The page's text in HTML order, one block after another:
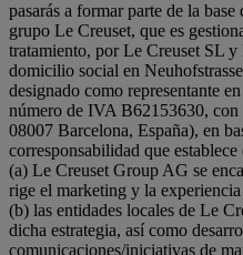
pasarás a formar parte de la
grupo Le Creuset, que es
tratamiento, por Le Creuset SL
domicilio social en
designado como representante
número de IVA B62153630, con
08007 Barcelona, España), en
corresponsabilidad que establece
(a) Le Creuset Group AG se
rige el marketing y la
(b) las entidades locales de Le
dicha estrategia, así como
comunicaciones/iniciativas de